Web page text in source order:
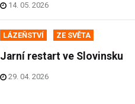
14. 05. 2026
LÁZEŇSTVÍ ZE SVĚTA
Jarní restart ve Slovinsku
29. 04. 2026